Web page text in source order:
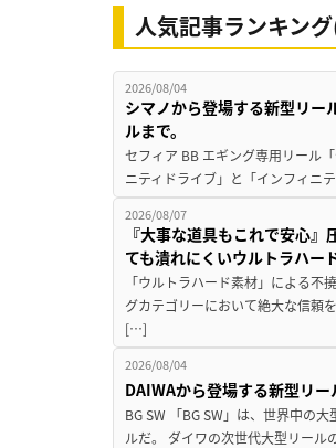
人気記事ランキン
2026/08/04
シマノから登場する新型リー
ルまで。
セフィア BB エギング専用リール
ニティドライブ」と「インフィニ
2026/08/07
『大事な道具もこれで安心
ても潰れにくいウルトラハー
「ウルトラハード素材」による不
グカテゴリーにおいて絶大な信頼
[…]
2026/08/04
DAIWAから登場する新型リ
BG SW 「BG SW」は、世界中の
ルだ。 ダイワの次世代大型リール